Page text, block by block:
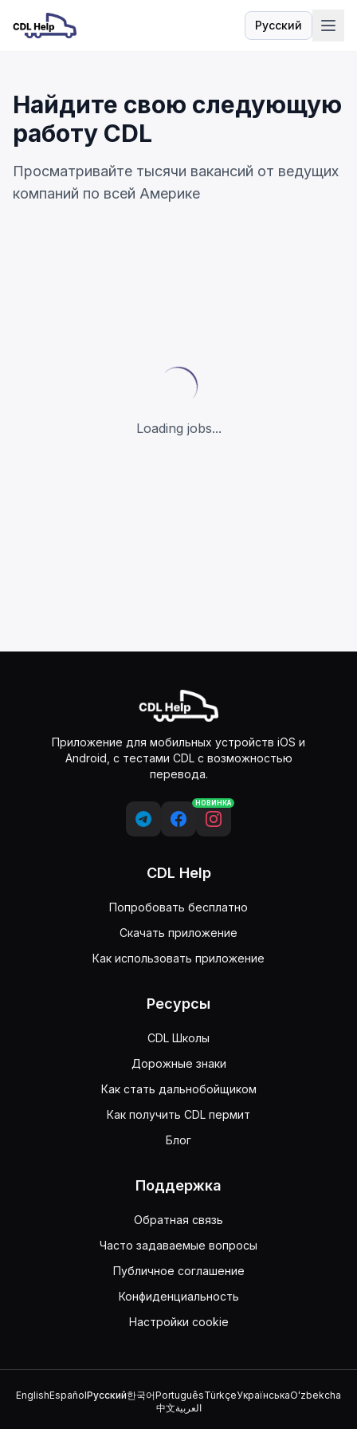
Русский
Язык
Найдите свою следующую
работу CDL
Просматривайте тысячи вакансий от ведущих
компаний по всей Америке
Loading jobs...
Приложение для мобильных устройств iOS и
Android, с тестами CDL с возможностью
перевода.
НОВИНКА
CDL Help
Попробовать бесплатно
Скачать приложение
Как использовать приложение
Ресурсы
CDL Школы
Дорожные знаки
Как стать дальнобойщиком
Как получить CDL пермит
Блог
Поддержка
Обратная связь
Часто задаваемые вопросы
Публичное соглашение
Конфиденциальность
Настройки cookie
EnglishEspañolРусский한국어PortuguêsTürkçeУкраїнськаOʻzbekcha
中文العربية